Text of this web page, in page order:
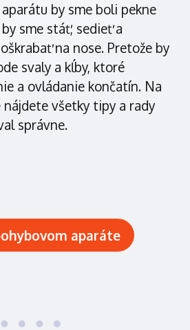
by sme boli pekne
sme stáť, sedieť a
na nose. Pretože by
svaly a kĺby, ktoré
a ovládanie končatín. Na
nájdete všetky tipy a rady
správne.
aparáte